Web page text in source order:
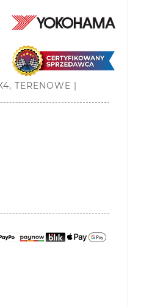
TERENOWE |